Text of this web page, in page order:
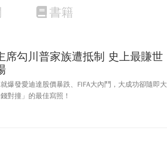
書籍
席勾川普家族遭抵制 史上最賺世
爆發愛迪達股價暴跌、FIFA大內鬥，大成功卻隨即大
對撞」的最佳寫照！